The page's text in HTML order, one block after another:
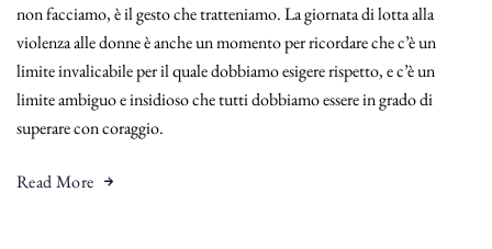
non facciamo, è il gesto che tratteniamo. La giornata di lotta alla
violenza alle donne è anche un momento per ricordare che c’è un
limite invalicabile per il quale dobbiamo esigere rispetto, e c’è un
limite ambiguo e insidioso che tutti dobbiamo essere in grado di
superare con coraggio.
Read More